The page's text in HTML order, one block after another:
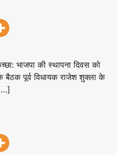
भाजपा की स्थापना दिवस को
बैठक पूर्व विधायक राजेश शुक्ला के